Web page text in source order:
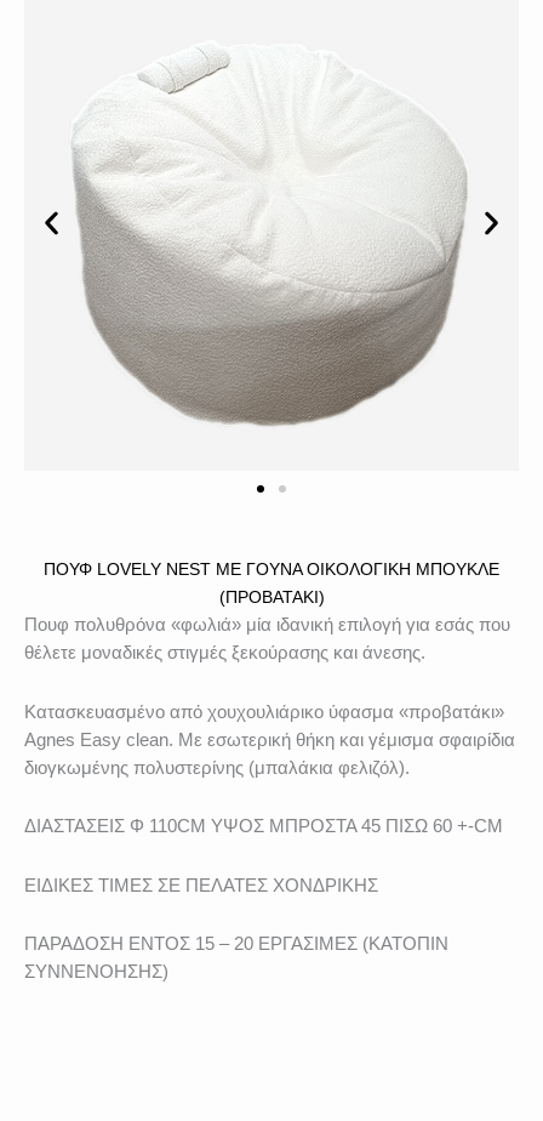
ΠΟΎΦ LOVELY NEST ΜΕ ΓΟΎΝΑ ΟΙΚΟΛΟΓΙΚΉ ΜΠΟΥΚΛΕ
(ΠΡΟΒΑΤΆΚΙ)
Πουφ πολυθρόνα «φωλιά» μία ιδανική επιλογή για εσάς που
θέλετε μοναδικές στιγμές ξεκούρασης και άνεσης.
Κατασκευασμένο από χουχουλιάρικο ύφασμα «προβατάκι»
Agnes Easy clean. Με εσωτερική θήκη και γέμισμα σφαιρίδια
διογκωμένης πολυστερίνης (μπαλάκια φελιζόλ).
ΔΙΑΣΤΑΣΕΙΣ Φ 110CM ΥΨΟΣ ΜΠΡΟΣΤΑ 45 ΠΙΣΩ 60 +-CM
ΕΙΔΙΚΕΣ ΤΙΜΕΣ ΣΕ ΠΕΛΑΤΕΣ ΧΟΝΔΡΙΚΗΣ
ΠΑΡΑΔΟΣΗ ΕΝΤΟΣ 15 – 20 ΕΡΓΑΣΙΜΕΣ (ΚΑΤΟΠΙΝ
ΣΥΝΝΕΝΟΗΣΗΣ)